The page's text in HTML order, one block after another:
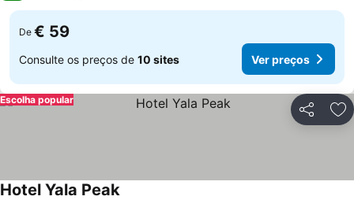
De € 59
Consulte os preços de 10 sites Ver preços
Partilhar
Escolha popular
Hotel Yala Peak